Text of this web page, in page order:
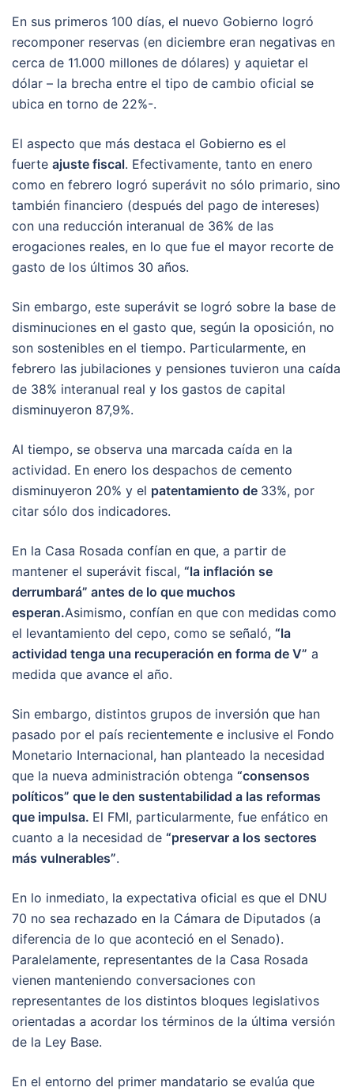
En sus primeros 100 días, el nuevo Gobierno logró
recomponer reservas (en diciembre eran negativas en
cerca de 11.000 millones de dólares) y aquietar el
dólar – la brecha entre el tipo de cambio oficial se
ubica en torno de 22%-.
El aspecto que más destaca el Gobierno es el
fuerte ajuste fiscal. Efectivamente, tanto en enero
como en febrero logró superávit no sólo primario, sino
también financiero (después del pago de intereses)
con una reducción interanual de 36% de las
erogaciones reales, en lo que fue el mayor recorte de
gasto de los últimos 30 años.
Sin embargo, este superávit se logró sobre la base de
disminuciones en el gasto que, según la oposición, no
son sostenibles en el tiempo. Particularmente, en
febrero las jubilaciones y pensiones tuvieron una caída
de 38% interanual real y los gastos de capital
disminuyeron 87,9%.
Al tiempo, se observa una marcada caída en la
actividad. En enero los despachos de cemento
disminuyeron 20% y el patentamiento de 33%, por
citar sólo dos indicadores.
En la Casa Rosada confían en que, a partir de
mantener el superávit fiscal, “la inflación se
derrumbará” antes de lo que muchos
esperan.Asimismo, confían en que con medidas como
el levantamiento del cepo, como se señaló, “la
actividad tenga una recuperación en forma de V” a
medida que avance el año.
Sin embargo, distintos grupos de inversión que han
pasado por el país recientemente e inclusive el Fondo
Monetario Internacional, han planteado la necesidad
que la nueva administración obtenga “consensos
políticos” que le den sustentabilidad a las reformas
que impulsa. El FMI, particularmente, fue enfático en
cuanto a la necesidad de “preservar a los sectores
más vulnerables”.
En lo inmediato, la expectativa oficial es que el DNU
70 no sea rechazado en la Cámara de Diputados (a
diferencia de lo que aconteció en el Senado).
Paralelamente, representantes de la Casa Rosada
vienen manteniendo conversaciones con
representantes de los distintos bloques legislativos
orientadas a acordar los términos de la última versión
de la Ley Base.
En el entorno del primer mandatario se evalúa que